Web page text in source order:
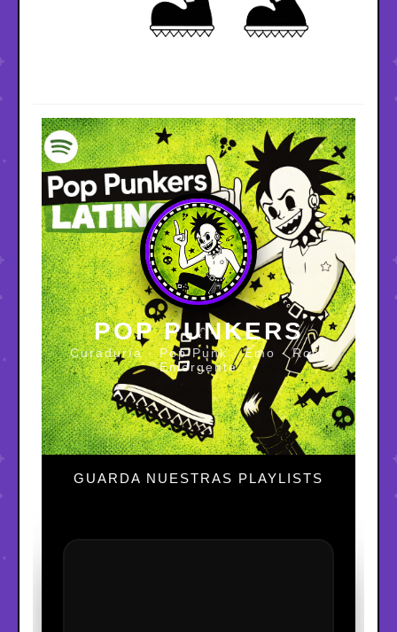
POP PUNKERS
Curaduría · Pop Punk · Emo · Rock
Emergente
GUARDA NUESTRAS PLAYLISTS